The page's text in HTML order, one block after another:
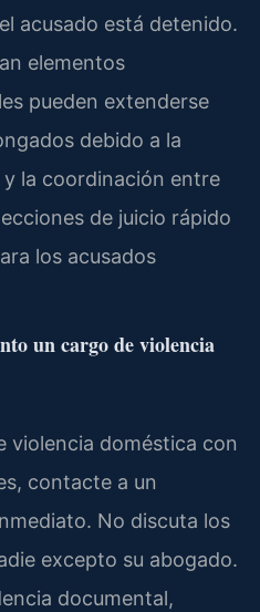
acusado está detenido.
elementos
pueden extenderse
debido a la
la coordinación entre
de juicio rápido
los acusados
un cargo de violencia
violencia doméstica con
contacte a un
No discuta los
excepto su abogado.
documental,